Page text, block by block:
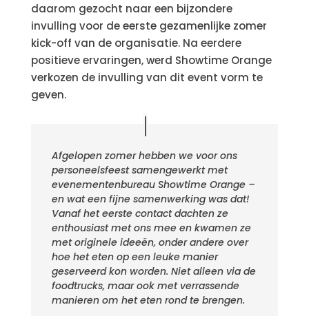
daarom gezocht naar een bijzondere
invulling voor de eerste gezamenlijke zomer
kick-off van de organisatie. Na eerdere
positieve ervaringen, werd Showtime Orange
verkozen de invulling van dit event vorm te
geven.
Afgelopen zomer hebben we voor ons
personeelsfeestsamengewerkt met
evenementenbureauShowtime Orange –
en wat een fijne samenwerking was dat!
Vanaf het eerste contactdachten ze
enthousiast met ons mee en kwamen ze
met originele ideeën, onder andere over
hoe het eten op een leuke manier
geserveerd kon worden. Niet alleen via de
foodtrucks, maar ook met verrassende
manieren om het eten rond te brengen.